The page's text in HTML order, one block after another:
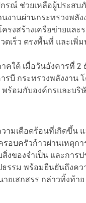
รณ์ ช่วยเหลือผู้ประส
งานผ่านกระทรวงพลั
รงสร้างเครือข่ายแล
ดเร็ว ตรงพื้นที่ และเ
คใต้ เมื่อวันอังคารที่
รบี กระทรวงพลังงาน
ร้อมกับองค์กรและบริ
มเดือดร้อนที่เกิดขึ้น
บครัวก้าวผ่านเหตุกา
ของจำเป็น และการ
ธรรม พร้อมยืนยันถึงค
ยเสกสรร กล่าวทิ้งท้าย